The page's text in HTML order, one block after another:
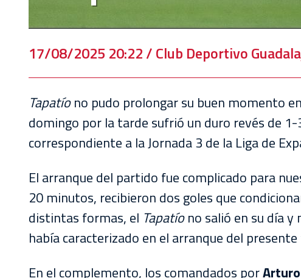
AKRON
TOUR
ESTADIO
AKRON
17/08/2025 20:22 / Club Deportivo
Tapatíono pudo prolongar su buen momento
domingo por la tarde sufrió un duro revés de
correspondiente a la Jornada 3 de la Liga de
El arranque del partido fue complicado para
20 minutos, recibieron dos goles que
distintas formas, el Tapatíono salió en su día y
había caracterizado en el arranque del
En el complemento, los comandados por